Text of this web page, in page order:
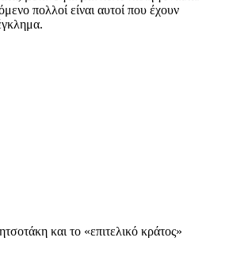
πολλοί είναι αυτοί που έχουν